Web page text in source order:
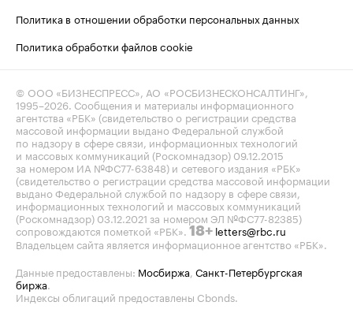
Политика в отношении обработки персональных данных
Политика обработки файлов cookie
© ООО «БИЗНЕСПРЕСС», АО «РОСБИЗНЕСКОНСАЛТИНГ»,
1995–2026 . Сообщения и материалы информационного
агентства «РБК» (свидетельство о регистрации средства
массовой информации выдано Федеральной службой
по надзору в сфере связи, информационных технологий
и массовых коммуникаций (Роскомнадзор) 09.12.2015
за номером ИА №ФС77-63848) и сетевого издания «РБК»
(свидетельство о регистрации средства массовой информации
выдано Федеральной службой по надзору в сфере связи,
информационных технологий и массовых коммуникаций
(Роскомнадзор) 03.12.2021 за номером ЭЛ №ФС77-82385)
сопровождаются пометкой «РБК». 18+ letters@rbc.ru
Владельцем сайта является информационное агентство «РБК».
Данные предоставлены: Мосбиржа Санкт-Петербургская
биржа
Индексы облигаций предоставлены Cbonds.